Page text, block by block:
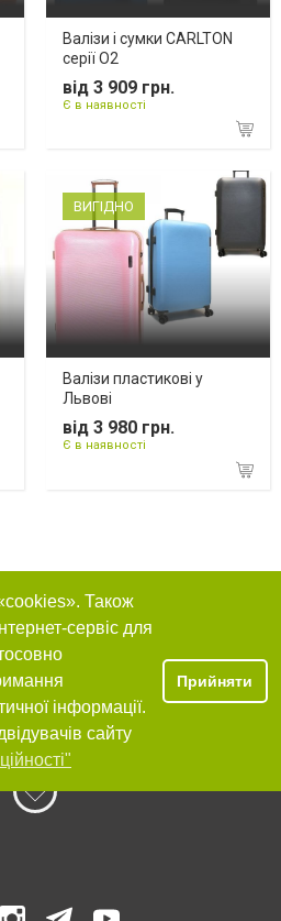
Валізи і сумки CARLTON
серії O2
від 3 909 грн.
Є в наявності
ВИГІДНО
Валізи пластикові у
Львові
від 3 980 грн.
Є в наявності
Також
сервіс для
інформації.
сайту
Прийняти